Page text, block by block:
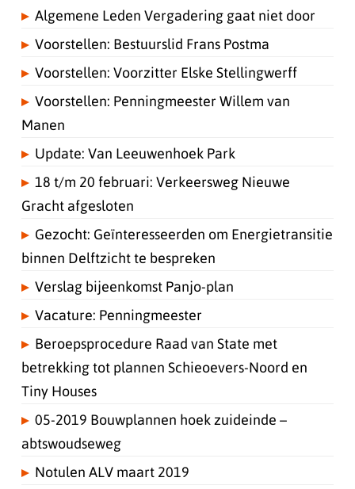
Algemene Leden Vergadering gaat niet door
Voorstellen: Bestuurslid Frans Postma
Voorstellen: Voorzitter Elske Stellingwerff
Voorstellen: Penningmeester Willem van
Manen
Update: Van Leeuwenhoek Park
18 t/m 20 februari: Verkeersweg Nieuwe
Gracht afgesloten
Gezocht: Geïnteresseerden om Energietransitie
binnen Delftzicht te bespreken
Verslag bijeenkomst Panjo-plan
Vacature: Penningmeester
Beroepsprocedure Raad van State met
betrekking tot plannen Schieoevers-Noord en
Tiny Houses
05-2019 Bouwplannen hoek zuideinde –
abtswoudseweg
Notulen ALV maart 2019